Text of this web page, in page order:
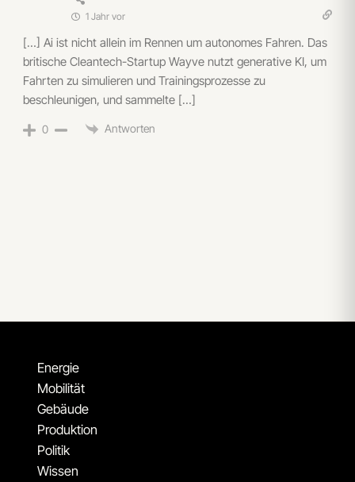
1 Jahr vor
[…] Ai ist nicht allein im Rennen um autonomes Fahren. Das
britische Cleantech-Startup Wayve nutzt generative KI, um
Fahrten zu simulieren und Trainingsprozesse zu
beschleunigen, und sammelte […]
0 Antworten
Energie
Mobilität
Gebäude
Produktion
Politik
Wissen